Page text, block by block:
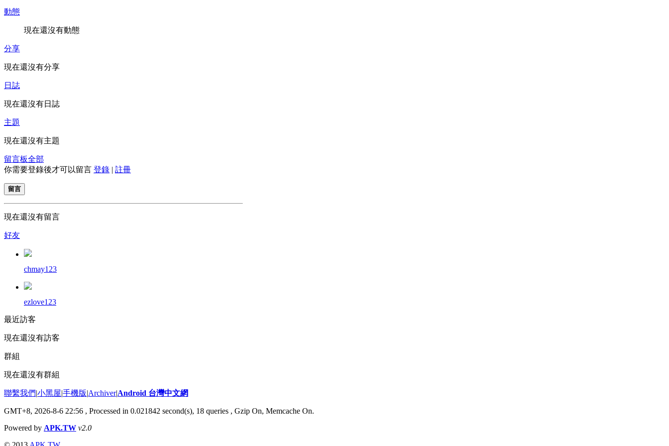
動態
現在還沒有動態
分享
現在還沒有分享
日誌
現在還沒有日誌
主題
現在還沒有主題
留言板全部
你需要登錄後才可以留言 登錄 | 註冊
留言
現在還沒有留言
好友
chmay123
ezlove123
最近訪客
現在還沒有訪客
群組
現在還沒有群組
聯繫我們|小黑屋|手機版|Archiver|Android 台灣中文網
GMT+8, 2026-8-6 22:56 , Processed in 0.021842 second(s), 18 queries , Gzip On, Memcache On.
Powered by APK.TW v2.0